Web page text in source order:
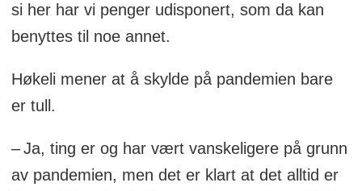
si her har vi penger udisponert, som da kan
benyttes til noe annet.
Høkeli mener at å skylde på pandemien bare
er tull.
– Ja, ting er og har vært vanskeligere på grunn
av pandemien, men det er klart at det alltid er